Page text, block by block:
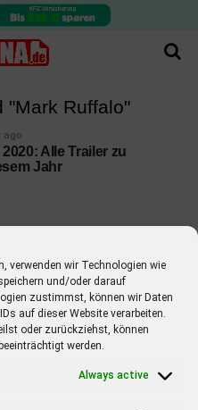
verwenden wir Technologien wie
und/oder darauf
zustimmst, können wir Daten
auf dieser Website verarbeiten.
oder zurückziehst, können
werden.
Always active
"Mark Ruffalo"
ago
Alle Trailer zu
Jahr
Moderatorin
Sie Spaß?”